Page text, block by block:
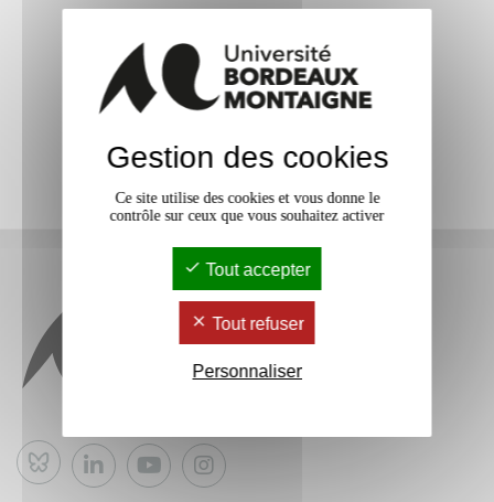
Bluesky
Gestion des cookies
Ce site utilise des cookies et vous donne le
contrôle sur ceux que vous souhaitez activer
Tout accepter
Tout refuser
Personnaliser